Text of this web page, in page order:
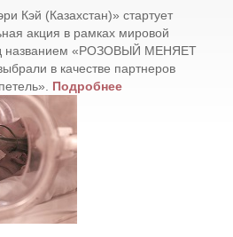
Кэй (Казахстан)» стартует
акция в рамках мировой
названием «РОЗОВЫЙ МЕНЯЕТ
в качестве партнеров
Подробнее